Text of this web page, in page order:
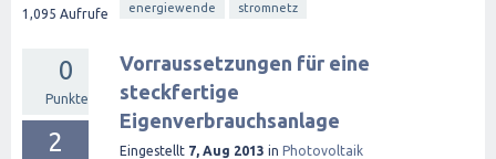
1,095 Aufrufe
energiewende
stromnetz
0
Punkte
2
Vorraussetzungen für eine
steckfertige
Eigenverbrauchsanlage
Eingestellt 7, Aug 2013 in Photovoltaik